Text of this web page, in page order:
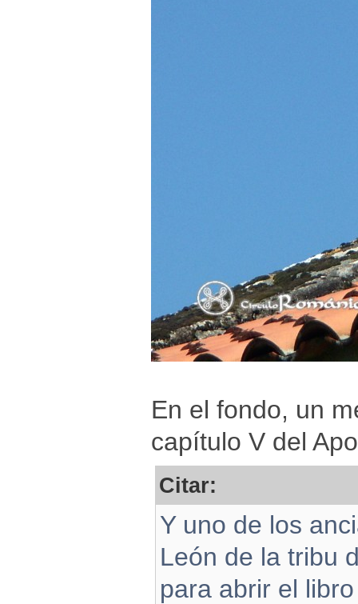
En el fondo, un
capítulo V del
Citar:
Y uno de los
León de la tribu
para abrir el